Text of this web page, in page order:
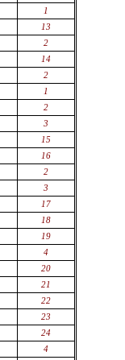
1
13
2
14
2
1
2
3
15
16
2
3
17
18
19
4
20
21
22
23
24
4